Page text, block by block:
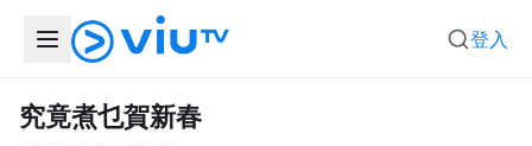
登入
究竟煮乜賀新春